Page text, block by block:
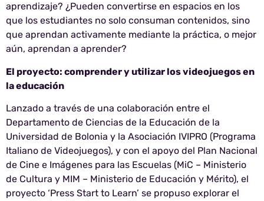
aprendizaje? ¿Pueden convertirse en espacios en los
que los estudiantes no solo consuman contenidos, sino
que aprendan activamente mediante la práctica, o mejor
aún, aprendan a aprender?
El proyecto: comprender y utilizar los videojuegos en
la educación
Lanzado a través de una colaboración entre el
Departamento de Ciencias de la Educación de la
Universidad de Bolonia y la Asociación IVIPRO (Programa
Italiano de Videojuegos), y con el apoyo del Plan Nacional
de Cine e Imágenes para las Escuelas (MiC – Ministerio
de Cultura y MIM – Ministerio de Educación y Mérito), el
proyecto ‘Press Start to Learn’ se propuso explorar el